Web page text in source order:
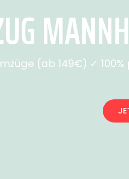
(ab 149€) ✓